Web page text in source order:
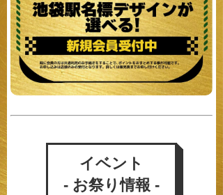
イベント
- お祭り情報 -